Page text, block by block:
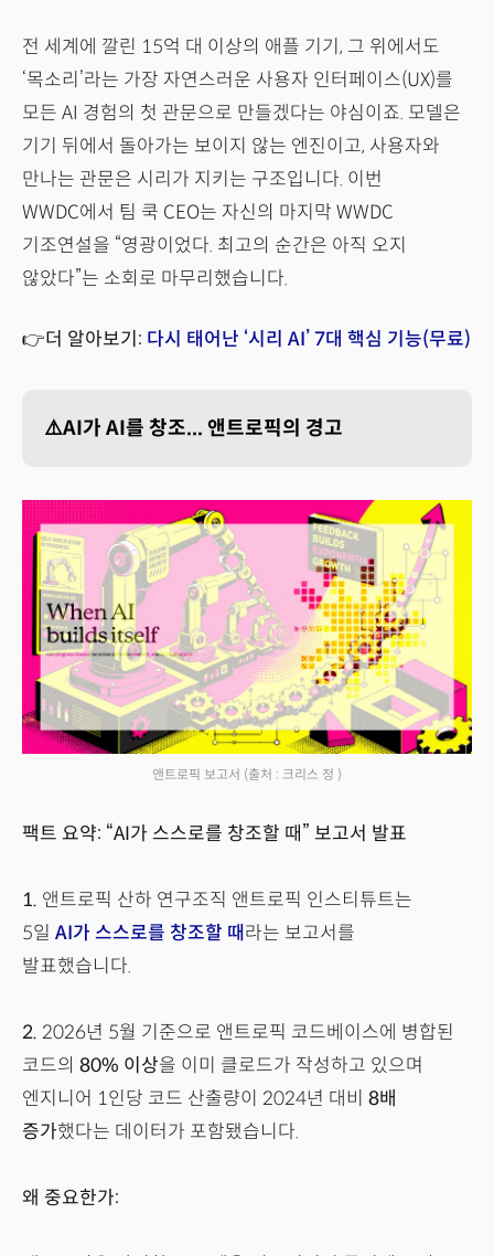
전 세계에 깔린 15억 대 이상의 애플 기기, 그 위에서도
‘목소리’라는 가장 자연스러운 사용자 인터페이스(UX)를
모든 AI 경험의 첫 관문으로 만들겠다는 야심이죠. 모델은
기기 뒤에서 돌아가는 보이지 않는 엔진이고, 사용자와
만나는 관문은 시리가 지키는 구조입니다. 이번
WWDC에서 팀 쿡 CEO는 자신의 마지막 WWDC
기조연설을 “영광이었다. 최고의 순간은 아직 오지
않았다”는 소회로 마무리했습니다.
👉더 알아보기: 다시 태어난 ‘시리 AI’ 7대 핵심 기능(무료)
⚠️AI가 AI를 창조... 앤트로픽의 경고
앤트로픽 보고서 (출처 : 크리스 정 )
팩트 요약: “AI가 스스로를 창조할 때” 보고서 발표
1. 앤트로픽 산하 연구조직 앤트로픽 인스티튜트는
5일 AI가 스스로를 창조할 때라는 보고서를
발표했습니다.
2. 2026년 5월 기준으로 앤트로픽 코드베이스에 병합된
코드의 80% 이상을 이미 클로드가 작성하고 있으며
엔지니어 1인당 코드 산출량이 2024년 대비 8배
증가했다는 데이터가 포함됐습니다.
왜 중요한가: